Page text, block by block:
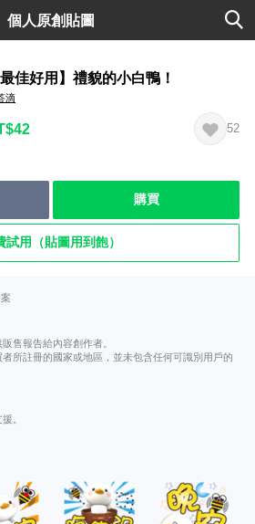
個人原創貼圖
最佳好用】禮貌的小白鴨！
滴
52
購買
試用（貼圖用到飽）
售報告給內容創作者。
所註冊的國家或地區，並未包含任何可識別用戶的
。